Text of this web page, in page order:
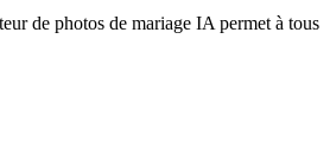
de photos de mariage IA permet à tous